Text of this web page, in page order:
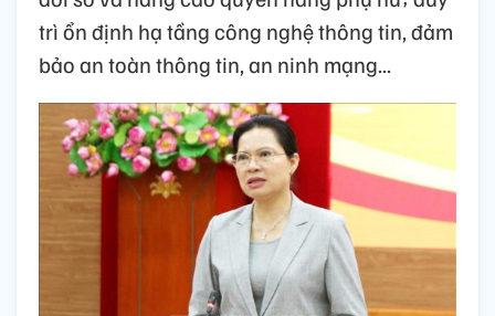
trì ổn định hạ tầng công nghệ thông tin, đảm
bảo an toàn thông tin, an ninh mạng...